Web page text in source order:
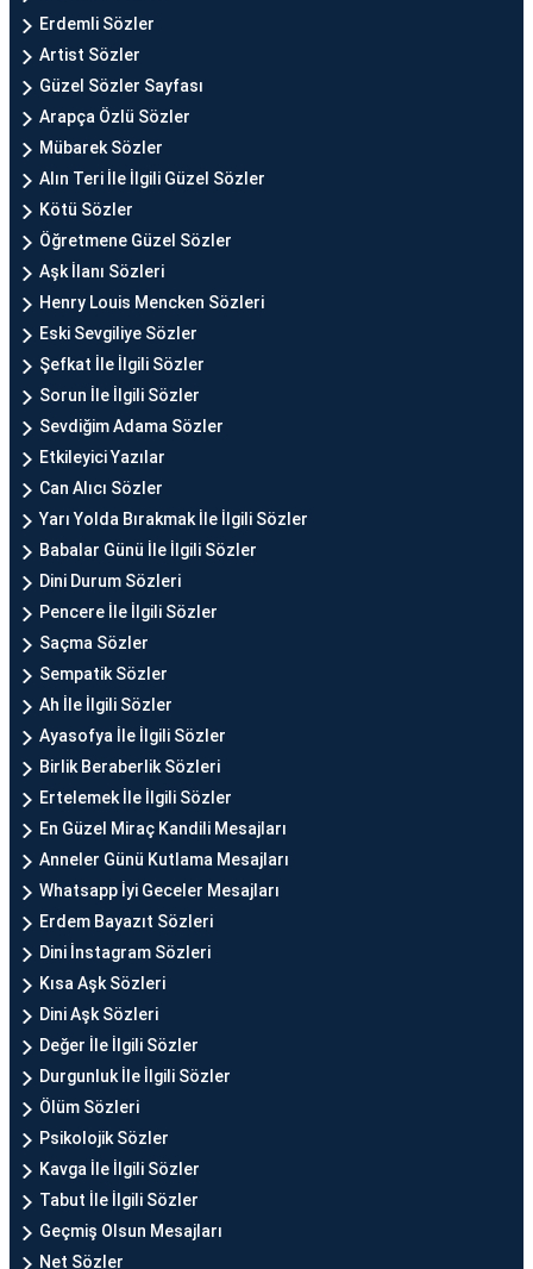
Erdemli Sözler
Artist Sözler
Güzel Sözler Sayfası
Arapça Özlü Sözler
Mübarek Sözler
Alın Teri İle İlgili Güzel Sözler
Kötü Sözler
Öğretmene Güzel Sözler
Aşk İlanı Sözleri
Henry Louis Mencken Sözleri
Eski Sevgiliye Sözler
Şefkat İle İlgili Sözler
Sorun İle İlgili Sözler
Sevdiğim Adama Sözler
Etkileyici Yazılar
Can Alıcı Sözler
Yarı Yolda Bırakmak İle İlgili Sözler
Babalar Günü İle İlgili Sözler
Dini Durum Sözleri
Pencere İle İlgili Sözler
Saçma Sözler
Sempatik Sözler
Ah İle İlgili Sözler
Ayasofya İle İlgili Sözler
Birlik Beraberlik Sözleri
Ertelemek İle İlgili Sözler
En Güzel Miraç Kandili Mesajları
Anneler Günü Kutlama Mesajları
Whatsapp İyi Geceler Mesajları
Erdem Bayazıt Sözleri
Dini İnstagram Sözleri
Kısa Aşk Sözleri
Dini Aşk Sözleri
Değer İle İlgili Sözler
Durgunluk İle İlgili Sözler
Ölüm Sözleri
Psikolojik Sözler
Kavga İle İlgili Sözler
Tabut İle İlgili Sözler
Geçmiş Olsun Mesajları
Net Sözler